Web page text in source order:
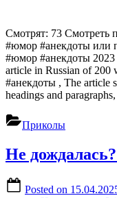
Смотрят: 73 Смотреть
#юмор #анекдоты или
#юмор #анекдоты 2023
article in Russian of
#анекдоты , The article
headings and
Приколы
Не
Posted on